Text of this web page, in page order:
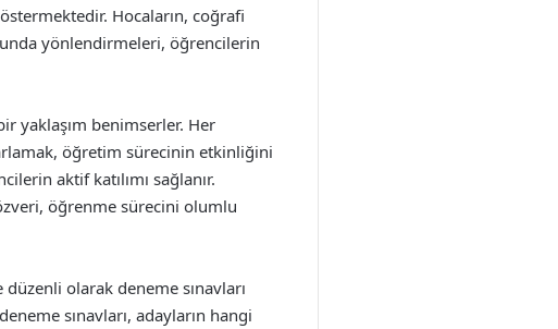
Hocaların, coğrafi
yönlendirmeleri, öğrencilerin
yaklaşım benimserler. Her
öğretim sürecinin etkinliğini
aktif katılımı sağlanır.
öğrenme sürecini olumlu
olarak deneme sınavları
sınavları, adayların hangi